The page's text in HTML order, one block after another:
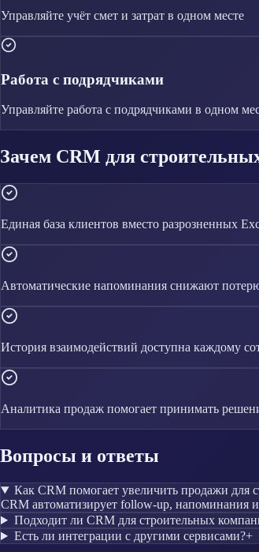
Управляйте учёт смет и затрат в одном месте
Работа с подрядчиками
Управляйте работа с подрядчиками в одном
Зачем CRM для
Единая база клиентов вместо разрозненных
Автоматические напоминания снижают
История взаимодействий доступна каждому
Аналитика продаж помогает принимать
Вопросы и ответы
Как CRM помогает увеличить продажи для
CRM автоматизирует follow-up, напоминания
Подходит ли CRM для строительных
Есть ли интеграции с другими сервисами?+